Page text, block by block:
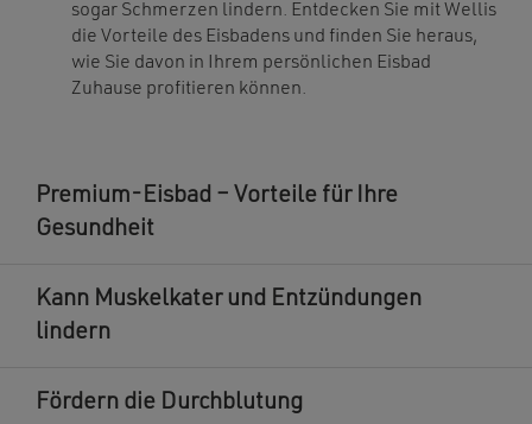
sogar Schmerzen lindern. Entdecken Sie mit Wellis
die Vorteile des Eisbadens und finden Sie heraus,
wie Sie davon in Ihrem persönlichen Eisbad
Zuhause profitieren können.
Premium-Eisbad – Vorteile für Ihre
Gesundheit
Kann Muskelkater und Entzündungen
lindern
Fördern die Durchblutung